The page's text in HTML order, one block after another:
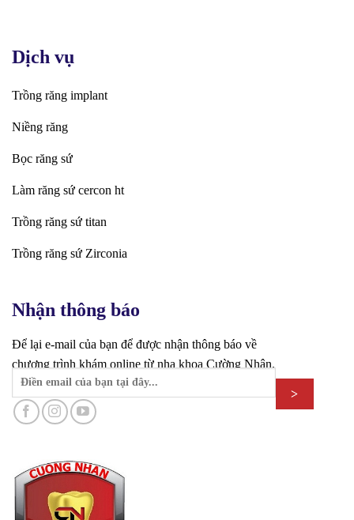
Dịch vụ
Trồng răng implant
Niềng răng
Bọc răng sứ
Làm răng sứ cercon ht
Trồng răng sứ titan
Trồng răng sứ Zirconia
Nhận thông báo
Để lại e-mail của bạn để được nhận thông báo về
chương trình khám online từ nha khoa Cường Nhân.